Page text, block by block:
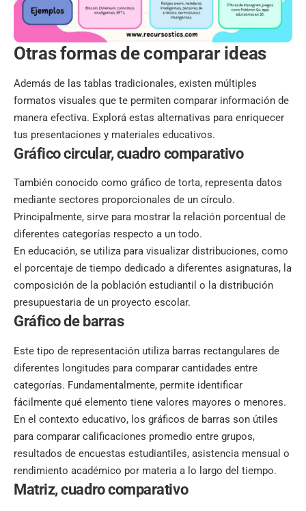
Otras formas de comparar ideas
Además de las tablas tradicionales, existen múltiples
formatos visuales que te permiten comparar información de
manera efectiva. Explorá estas alternativas para enriquecer
tus presentaciones y materiales educativos.
Gráfico circular, cuadro comparativo
También conocido como gráfico de torta, representa datos
mediante sectores proporcionales de un círculo.
Principalmente, sirve para mostrar la relación porcentual de
diferentes categorías respecto a un todo.
En educación, se utiliza para visualizar distribuciones, como
el porcentaje de tiempo dedicado a diferentes asignaturas, la
composición de la población estudiantil o la distribución
presupuestaria de un proyecto escolar.
Gráfico de barras
Este tipo de representación utiliza barras rectangulares de
diferentes longitudes para comparar cantidades entre
categorías. Fundamentalmente, permite identificar
fácilmente qué elemento tiene valores mayores o menores.
En el contexto educativo, los gráficos de barras son útiles
para comparar calificaciones promedio entre grupos,
resultados de encuestas estudiantiles, asistencia mensual o
rendimiento académico por materia a lo largo del tiempo.
Matriz, cuadro comparativo